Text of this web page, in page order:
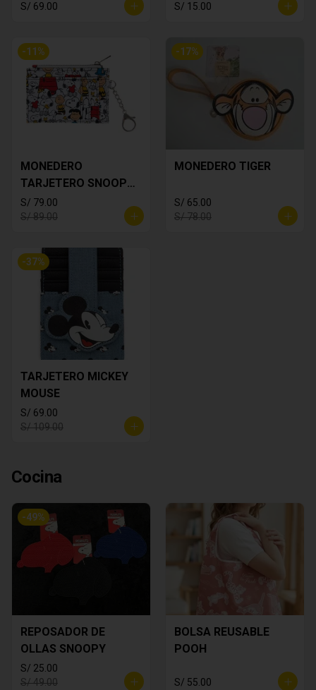
S/ 69.00 S/ 15.00
-11 %
MONEDERO
TARJETERO SNOOPY
BLANCO
S/ 79.00
S/ 89.00
-17%
MONEDERO TIGER
S/ 65.00
S/ 78.00
-37%
TARJETERO MICKEY
MOUSE
S/ 69.00
S/ 109.00
Cocina
-49%
REPOSADOR DE
OLLAS SNOOPY
S/ 25.00
S/ 49.00
BOLSA REUSABLE
POOH
S/ 55.00